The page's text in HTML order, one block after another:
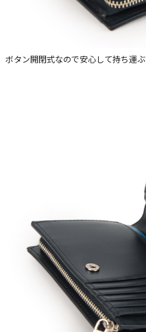
ボタン開閉式なので安心して持ち運ぶ